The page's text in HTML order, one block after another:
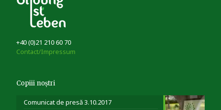
+40 (0)21 210 60 70
Contact/Impressum
Copiii noștri
Comunicat de presă 3.10.2017